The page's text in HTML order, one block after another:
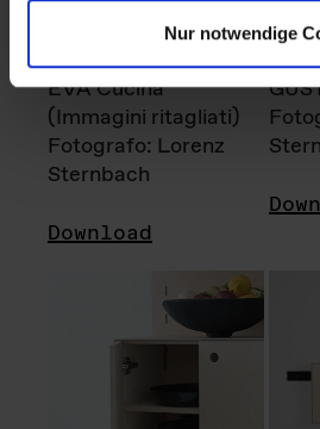
Nur notwendige
EVA Cucina
(Immagini ritagliati)
Fotografo: Lorenz
Sternbach
Download